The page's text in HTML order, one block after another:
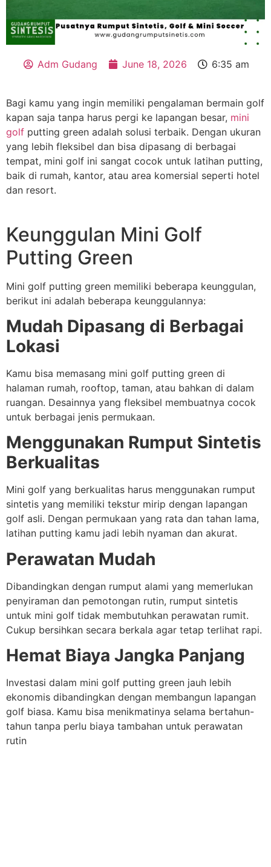
Adm Gudang June 18, 2026 6:35 am
Bagi kamu yang ingin memiliki pengalaman bermain golf
kapan saja tanpa harus pergi ke lapangan besar, mini
golf putting green adalah solusi terbaik. Dengan ukuran
yang lebih fleksibel dan bisa dipasang di berbagai
tempat, mini golf ini sangat cocok untuk latihan putting,
baik di rumah, kantor, atau area komersial seperti hotel
dan resort.
Keunggulan Mini Golf
Putting Green
Mini golf putting green memiliki beberapa keunggulan,
berikut ini adalah beberapa keunggulannya:
Mudah Dipasang di Berbagai
Lokasi
Kamu bisa memasang mini golf putting green di
halaman rumah, rooftop, taman, atau bahkan di dalam
ruangan. Desainnya yang fleksibel membuatnya cocok
untuk berbagai jenis permukaan.
Menggunakan Rumput Sintetis
Berkualitas
Mini golf yang berkualitas harus menggunakan rumput
sintetis yang memiliki tekstur mirip dengan lapangan
golf asli. Dengan permukaan yang rata dan tahan lama,
latihan putting kamu jadi lebih nyaman dan akurat.
Perawatan Mudah
Dibandingkan dengan rumput alami yang memerlukan
penyiraman dan pemotongan rutin, rumput sintetis
untuk mini golf tidak membutuhkan perawatan rumit.
Cukup bersihkan secara berkala agar tetap terlihat rapi.
Hemat Biaya Jangka Panjang
Investasi dalam mini golf putting green jauh lebih
ekonomis dibandingkan dengan membangun lapangan
golf biasa. Kamu bisa menikmatinya selama bertahun-
tahun tanpa perlu biaya tambahan untuk perawatan
rutin